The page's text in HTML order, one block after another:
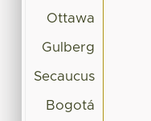
Ottawa
Gulberg
Secaucus
Bogotá